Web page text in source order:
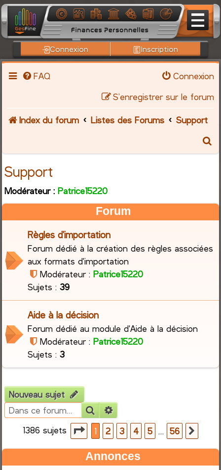
Connexion Inscription
FAQ
Connexion
S’enregistrer sur le forum
Index du forum Listes des Forums
Support
h
e
e
Support
Modérateur : Patrice15220
Forum
Règles d'importation
Forum dédié à la création des règles associées
aux formats d'importation
Modérateur : Patrice15220
Sujets :39
Aide à la décision
Forum dédié au module d'Aide à la décision
Modérateur : Patrice15220
Sujets :3
Nouveau sujet
Rechercher
1386 sujets
Page1sur 56
1 2 3 4 5 … 56
Annonces